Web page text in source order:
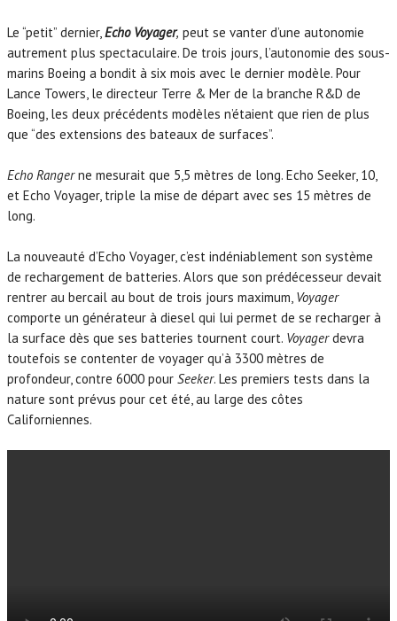
Le “petit” dernier,Echo Voyager, peut se vanter d’une autonomie
autrement plus spectaculaire. De trois jours, l’autonomie des sous-
marins Boeing a bondit à six mois avec le dernier modèle. Pour
Lance Towers, le directeur Terre & Mer de la branche R&D de
Boeing, les deux précédents modèles n’étaient que rien de plus
que “des extensions des bateaux de surfaces”.
Echo Rangerne mesurait que 5,5 mètres de long. Echo Seeker, 10,
et Echo Voyager, triple la mise de départ avec ses 15 mètres de
long.
La nouveauté d’Echo Voyager, c’est indéniablement son système
de rechargement de batteries. Alors que son prédécesseur devait
rentrer au bercail au bout de trois jours maximum, Voyager
comporte un générateur à diesel qui lui permet de se recharger à
la surface dès que ses batteries tournent court. Voyagerdevra
toutefois se contenter de voyager qu’à 3300 mètres de
profondeur, contre 6000 pour Seeker. Les premiers tests dans la
nature sont prévus pour cet été, au large des côtes
Californiennes.